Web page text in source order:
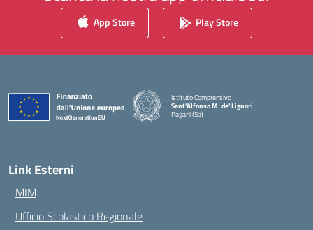
App Store Play Store
Istituto Comprensivo
Sant'Alfonso M. de' Liguori
Pagani (Sa)
— Visita la pagina iniziale della scuola
Link Esterni
MIM
Ufficio Scolastico Regionale